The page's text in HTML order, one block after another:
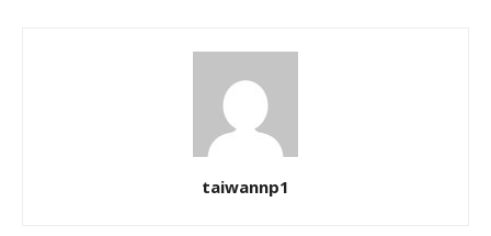
taiwannp1